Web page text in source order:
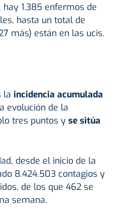
1.385 enfermos de
hasta un total de
más) están en las ucis.
la incidencia acumulada
evolución de la
tres puntos y se sitúa
desde el inicio de la
8.424.503 contagios y
de los que 462 se
semana.